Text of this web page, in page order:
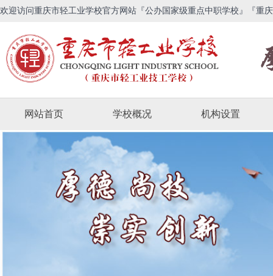
欢迎访问重庆市轻工业学校官方网站『公办国家级重点中职学校』『重
网站首页 学校概况 机构设置